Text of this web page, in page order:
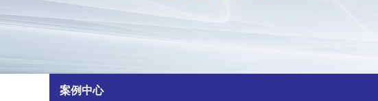
新闻资讯
联系我们
案例中心